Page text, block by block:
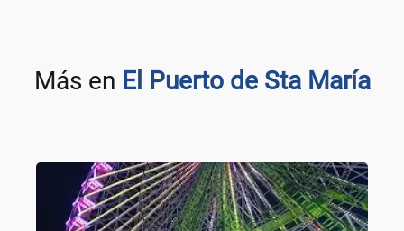
Más en El Puerto de Sta María